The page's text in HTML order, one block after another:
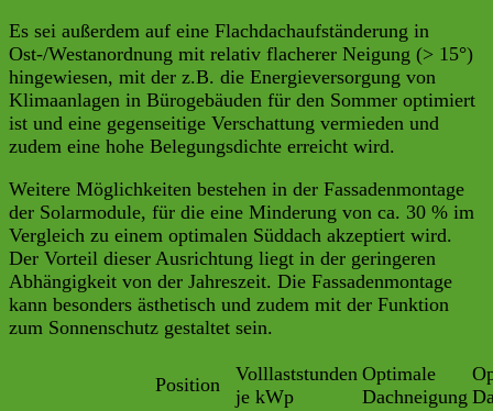
Es sei außerdem auf eine Flachdachaufständerung in
Ost-/Westanordnung mit relativ flacherer Neigung (> 15°)
hingewiesen, mit der z.B. die Energieversorgung von
Klimaanlagen in Bürogebäuden für den Sommer optimiert
ist und eine gegenseitige Verschattung vermieden und
zudem eine hohe Belegungsdichte erreicht wird.
Weitere Möglichkeiten bestehen in der Fassadenmontage
der Solarmodule, für die eine Minderung von ca. 30 % im
Vergleich zu einem optimalen Süddach akzeptiert wird.
Der Vorteil dieser Ausrichtung liegt in der geringeren
Abhängigkeit von der Jahreszeit. Die Fassadenmontage
kann besonders ästhetisch und zudem mit der Funktion
zum Sonnenschutz gestaltet sein.
Position
Volllaststunden
je kWp
Optimale
Dachneigung